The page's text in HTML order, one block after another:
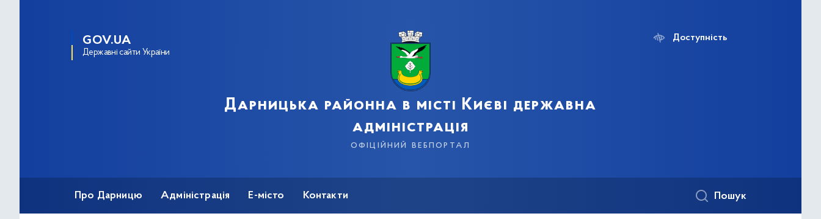
GOV.UA
Державні сайти України
Дарницька районна в місті Києві державна
адміністрація
офіційний вебпортал
Доступність
Про Дарницю Адміністрація Е-місто Контакти Пошук